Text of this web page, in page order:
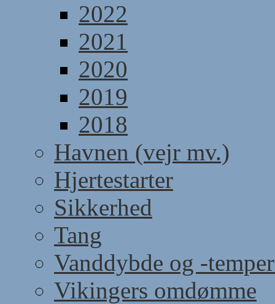
2022
2021
2020
2019
2018
Havnen (vejr mv.)
Hjertestarter
Sikkerhed
Tang
Vanddybde og -
Vikingers omdømme